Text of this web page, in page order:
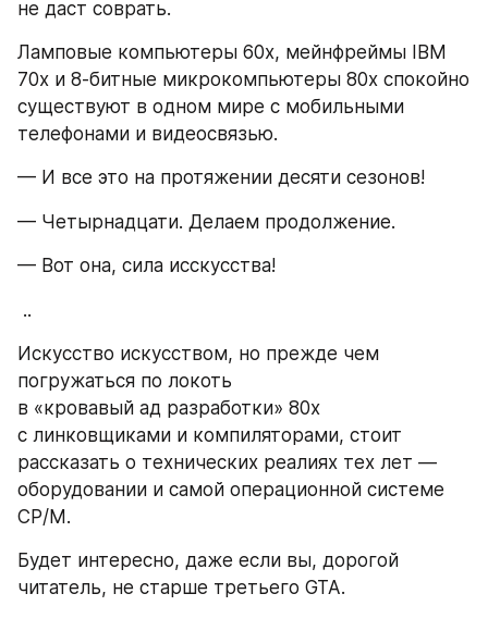
не даст соврать.
Ламповые компьютеры 60х, мейнфреймы IBM
70х и 8-битные микрокомпьютеры 80х спокойно
существуют в одном мире с мобильными
телефонами и видеосвязью.
— И все это на протяжении десяти сезонов!
— Четырнадцати. Делаем продолжение.
— Вот она, сила исскусства!
..
Искусство искусством, но прежде чем
погружаться по локоть
в «кровавый ад разработки» 80х
c линковщиками и компиляторами, стоит
рассказать о технических реалиях тех лет —
оборудовании и самой операционной системе
CP/M.
Будет интересно, даже если вы, дорогой
читатель, не старше третьего GTA.